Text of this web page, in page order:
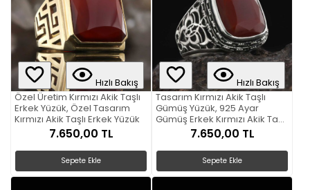
Hızlı Bakış
Özel Üretim Kırmızı Akik Taşlı
Erkek Yüzük, Özel Tasarım
Kırmızı Akik Taşlı Erkek Yüzük
7.650,00 TL
Sepete Ekle
Hızlı Bakış
Tasarım Kırmızı Akik Taşlı
Gümüş Yüzük, 925 Ayar
Gümüş Erkek Kırmızı Akik Taşlı
7.650,00 TL
Sepete Ekle